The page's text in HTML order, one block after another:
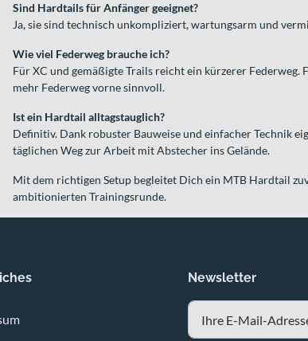
Sind Hardtails für Anfänger geeignet?
Ja, sie sind technisch unkompliziert, wartungsarm und
Wie viel Federweg brauche ich?
Für XC und gemäßigte Trails reicht ein kürzerer
mehr Federweg vorne sinnvoll.
Ist ein Hardtail alltagstauglich?
Definitiv. Dank robuster Bauweise und einfacher Technik
täglichen Weg zur Arbeit mit Abstecher ins Gelände.
Mit dem richtigen Setup begleitet Dich ein MTB Hardtail
ambitionierten Trainingsrunde.
Newsletter